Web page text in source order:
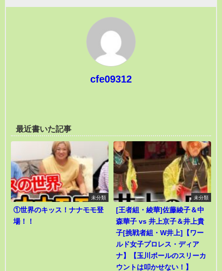
cfe09312
最近書いた記事
未分類
①世界のキッス！ナナモモ登
場！！
未分類
[王者組・綾華]佐藤綾子＆中
森華子 vs 井上京子＆井上貴
子[挑戦者組・W井上]【ワー
ルド女子プロレス・ディア
ナ】【玉川ボールのスリーカ
ウントは叩かせない！】